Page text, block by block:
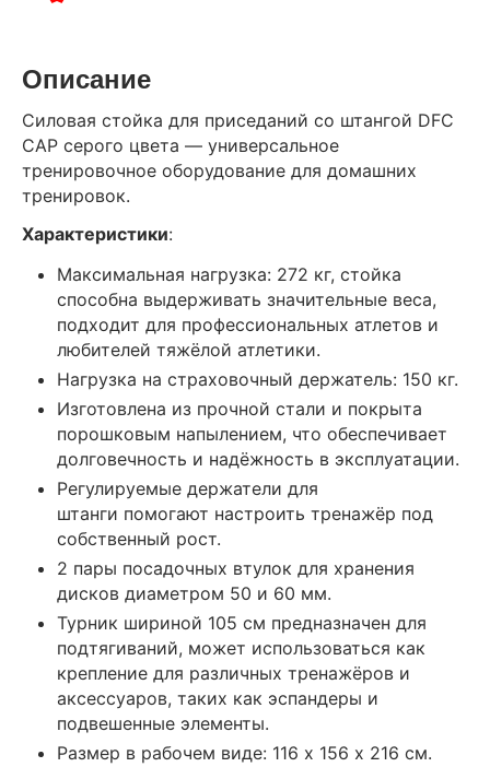
Описание
Cиловая стойка для приседаний со штангой DFC
CAP серого цвета — универсальное
тренировочное оборудование для домашних
тренировок.
Характеристики:
Максимальная нагрузка: 272 кг, стойка
способна выдерживать значительные веса,
подходит для профессиональных атлетов и
любителей тяжёлой атлетики.
Нагрузка на страховочный держатель: 150 кг.
Изготовлена из прочной стали и покрыта
порошковым напылением, что обеспечивает
долговечность и надёжность в эксплуатации.
Регулируемые держатели для
штанги помогают настроить тренажёр под
собственный рост.
2 пары посадочных втулок для хранения
дисков диаметром 50 и 60 мм.
Турник шириной 105 см предназначен для
подтягиваний, может использоваться как
крепление для различных тренажёров и
аксессуаров, таких как эспандеры и
подвешенные элементы.
Размер в рабочем виде: 116 х 156 х 216 см.